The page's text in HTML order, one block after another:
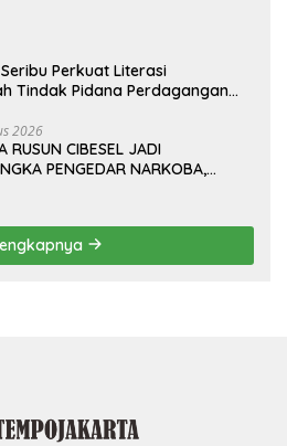
Seribu Perkuat Literasi
Tindak Pidana Perdagangan
2026
RUSUN CIBESEL JADI
PENGEDAR NARKOBA,